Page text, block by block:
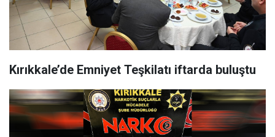
Kırıkkale’de Emniyet Teşkilatı iftarda buluştu